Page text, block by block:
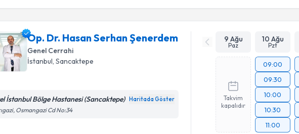
Op. Dr. Hasan Serhan Şenerdem
Genel Cerrahi
İstanbul , Sancaktepe
İstanbul Bölge Hastanesi (Sancaktepe) Haritada Göster
Osmangazi Cd No:34
9 Ağu
Paz
10 Ağu
Pzt
Takvim
kapalıdır
09:00
09:30
10:00
10:30
11:00